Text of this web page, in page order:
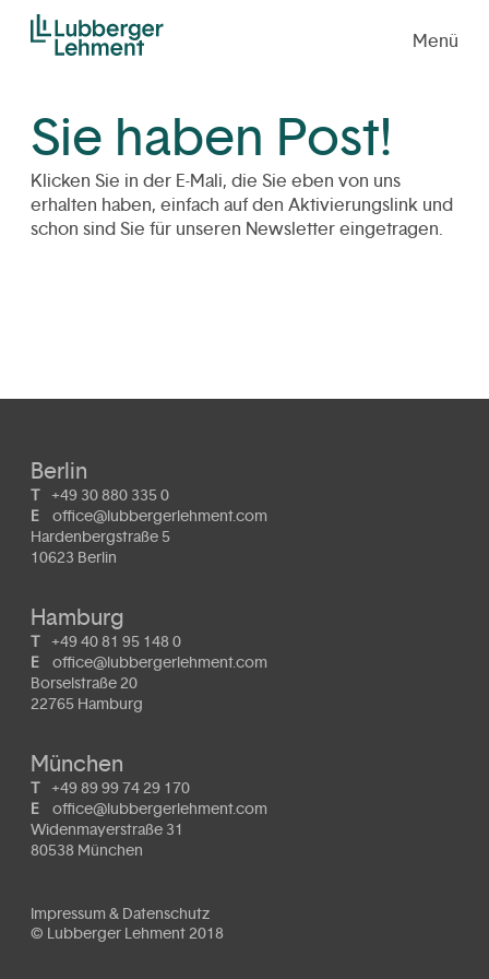
Menü
Sie haben Post!
Klicken Sie in der E-Mali, die Sie eben von uns
erhalten haben, einfach auf den Aktivierungslink und
schon sind Sie für unseren Newsletter eingetragen.
Berlin
T +49 30 880 335 0
E
office@lubbergerlehment.com
Hardenbergstraße 5
10623 Berlin
Hamburg
T +49 40 81 95 148 0
E
office@lubbergerlehment.com
Borselstraße 20
22765 Hamburg
München
T +49 89 99 74 29 170
E
office@lubbergerlehment.com
Widenmayerstraße 31
80538 München
Impressum & Datenschutz
© Lubberger Lehment 2018